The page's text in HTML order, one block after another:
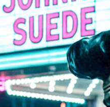
Journées de Soleure